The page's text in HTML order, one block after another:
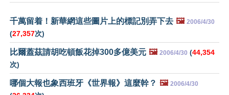
千萬留着！新華網這些圖片上的標記別弄下去 🖼️ 2006/4/30
(27,357次)
比爾蓋茲請胡吃頓飯花掉300多億美元 🖼️ 2006/4/30 (44,354
次)
哪個大報也象西班牙《世界報》這麼幹？ 🖼️ 2006/4/30